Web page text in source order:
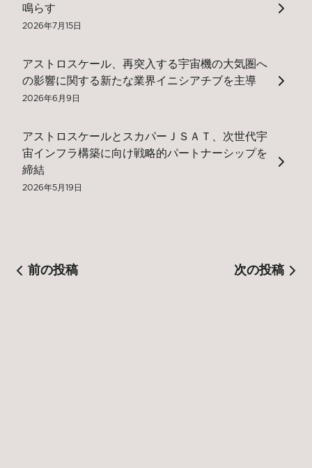
鳴らす
2026年7月15日
アストロスケール、再突入する宇宙機の大気圏へ
の影響に関する新たな業界イニシアチブを主導
2026年6月9日
アストロスケールとスカパーＪＳＡＴ、次世代宇
宙インフラ構築に向け戦略的パートナーシップを
締結
2026年5月19日
前の投稿 次の投稿